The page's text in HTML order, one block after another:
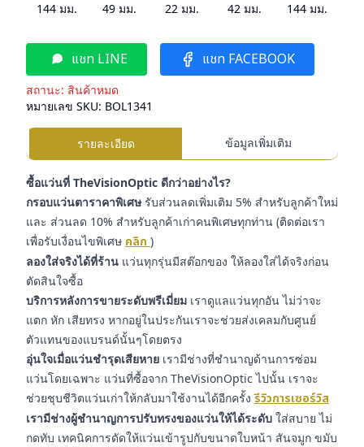
144 มม. 49 มม. 22มม. 42มม. 144มม.
แชท LINE แชท FACEBOOK
สถานะ: สินค้าหมด
หมายเลข SKU: BOL1341
รายละเอียด ข้อมูลเพิ่มเติม
ซื้อแว่นที่ TheVisionOptic ดีกว่าอย่างไร?
กรอบแว่นตาราคาพิเศษ รับส่วนลดเพิ่มเติม 5% สำหรับลูกค้าใหม่
และ ส่วนลด 10% สำหรับลูกค้าเก่าคนพิเศษทุกท่าน (ติดต่อเรา
เพื่อรับเงื่อนไขพิเศษ คลิก )
ลองใส่จริงได้ที่ร้าน แว่นทุกรุ่นมีสต๊อกของ ให้ลองใส่ได้จริงก่อน
ตัดสินใจซื้อ
บริการหลังการขายระดับพรีเมี่ยม เราดูแลแว่นทุกอัน ไม่ว่าจะ
แตก หัก เสียทรง หากอยู่ในประกันเราจะช่วยส่งเคลมกับศูนย์
ตัวแทนของแบรนด์นั้นๆโดยตรง
อุ่นใจเมื่อแว่นชำรุดเสียหาย เรามีช่างที่ชำนาญด้านการซ่อม
แว่นโดยเฉพาะ แว่นที่ซื้อจาก TheVisionOptic ไปนั้น เราจะ
ช่วยชุบชีวิตแว่นเก่าให้กลับมาใช้งานได้อีกครั้งรีวิวการเซอร์วิส
เรามีช่างผู้ชำนาญการปรับทรงของแว่นให้ได้ระดับ ใส่สบาย ไม่
กดทับ เทคนิคการดัดให้แว่นเข้ารูปกับขนาดใบหน้า สันจมูก ขมับ